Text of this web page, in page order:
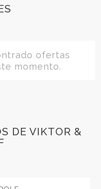
ofertas
momento.
DE VIKTOR &